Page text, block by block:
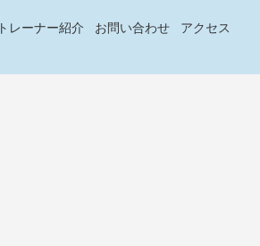
トレーナー紹介 お問い合わせ アクセス